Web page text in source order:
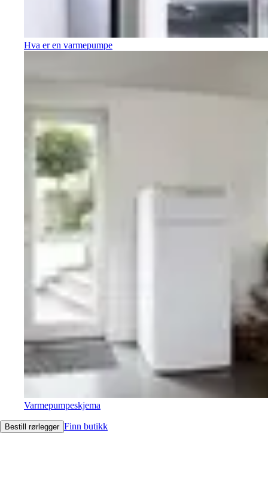
Hva er en varmepumpe
Varmepumpeskjema
Bestill rørlegger Finn butikk